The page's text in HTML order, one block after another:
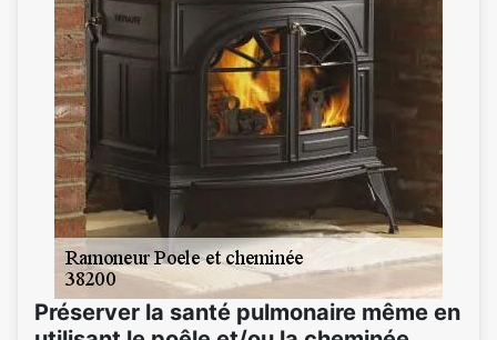
Préserver la santé pulmonaire même en